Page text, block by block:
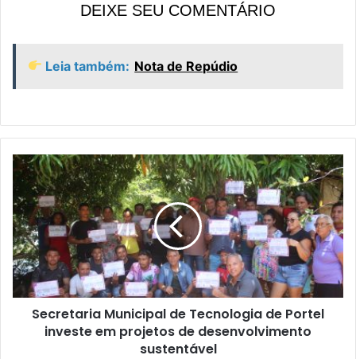
DEIXE SEU COMENTÁRIO
Leia também: Nota de Repúdio
S
c
r
e
t
a
r
i
Secretaria Municipal de Tecnologia de Portel
investe em projetos de desenvolvimento
sustentável